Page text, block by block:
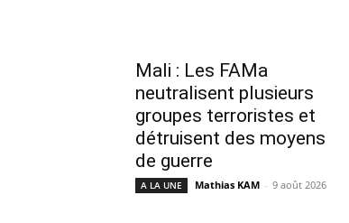
Mali : Les FAMa
neutralisent plusieurs
groupes terroristes et
détruisent des moyens
de guerre
A LA UNE Mathias KAM - 9 août 2026